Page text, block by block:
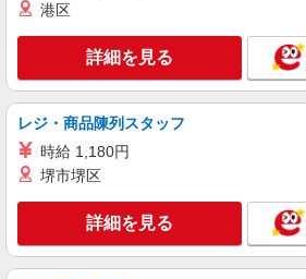
港区
詳細を見る
レジ・商品陳列スタッフ
時給 1,180円
堺市堺区
詳細を見る